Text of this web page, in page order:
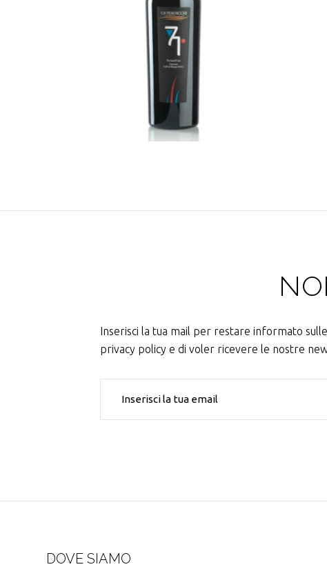
71
READ MORE
Inserisci la tua mail per restare informato
privacy policy e di voler ricevere le nostre
DOVE SIAMO